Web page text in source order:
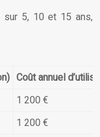
sur 5, 10 et 15 ans,
Coût annuel
1 200 €
1 200 €